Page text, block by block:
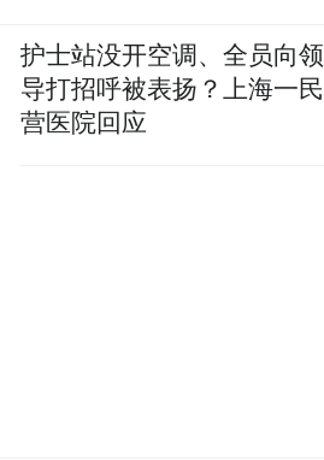
护士站没开空调、全员向领
导打招呼被表扬？上海一民
营医院回应